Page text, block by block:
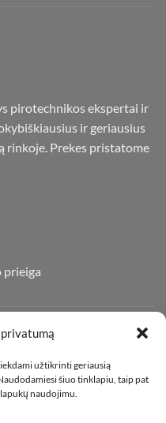
užtikrinti geriausią
šiuo tinklapiu, taip pat
naudojimu.
pirotechnikos ekspertai ir
ir geriausius
rinkoje. Prekes pristatome